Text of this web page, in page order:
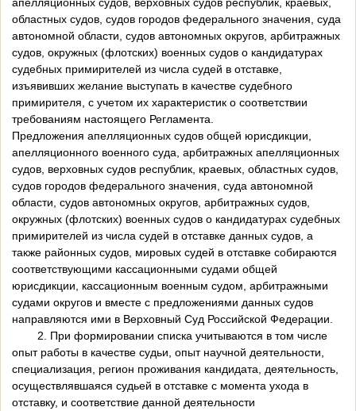
областных судов, судов городов федерального значения, суда
автономной области, судов автономных округов, арбитражных
судов, окружных (флотских) военных судов о кандидатурах
судебных примирителей из числа судей в отставке,
изъявивших желание выступать в качестве судебного
примирителя, с учетом их характеристик о соответствии
требованиям настоящего Регламента.
Предложения апелляционных судов общей юрисдикции,
апелляционного военного суда, арбитражных апелляционных
судов, верховных судов республик, краевых, областных судов,
судов городов федерального значения, суда автономной
области, судов автономных округов, арбитражных судов,
окружных (флотских) военных судов о кандидатурах судебных
примирителей из числа судей в отставке данных судов, а
также районных судов, мировых судей в отставке собираются
соответствующими кассационными судами общей
юрисдикции, кассационным военным судом, арбитражными
судами округов и вместе с предложениями данных судов
направляются ими в Верховный Суд Российской Федерации.
2. При формировании списка учитываются в том числе
опыт работы в качестве судьи, опыт научной деятельности,
специализация, регион проживания кандидата, деятельность,
осуществлявшаяся судьей в отставке с момента ухода в
отставку, и соответствие данной деятельности